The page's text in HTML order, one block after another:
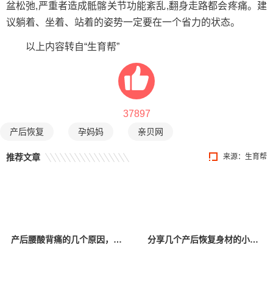
盆松弛,严重者造成骶髂关节功能紊乱,翻身走路都会疼痛。建
议躺着、坐着、站着的姿势一定要在一个省力的状态。
以上内容转自“生育帮”
37897
产后恢复 孕妈妈 亲贝网
来源：生育帮
推荐文章
产后腰酸背痛的几个原因，对症下药更好治疗 分享几个产后恢复身材的小方法